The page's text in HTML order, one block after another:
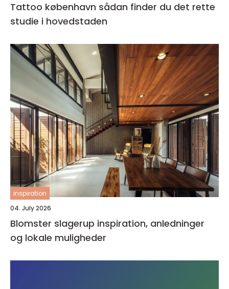
Tattoo københavn sådan finder du det rette
studie i hovedstaden
inspiration
04. July 2026
Blomster slagerup inspiration, anledninger
og lokale muligheder